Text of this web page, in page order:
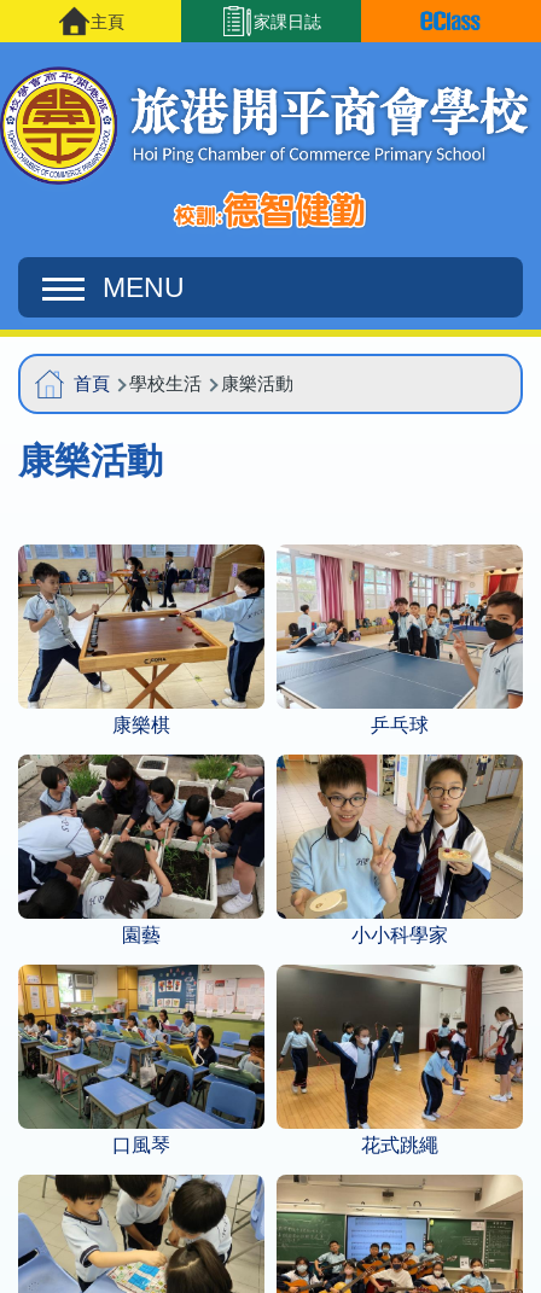
移至主內容 家課日誌
主頁
MENU
Main
navigation
導
航
連
首頁 學校生活 康樂活動
康樂活動
康樂棋 乒乓球
園藝 小小科學家
口風琴 花式跳繩